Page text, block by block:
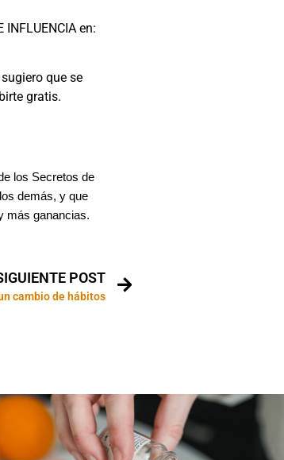
INFLUENCIA en:
que se
gratis.
los Secretos de
demás, y que
más ganancias.
POST
cambio de hábitos